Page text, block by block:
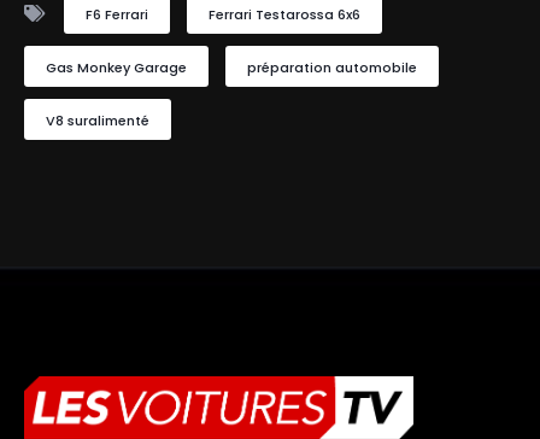
F6 Ferrari Ferrari Testarossa 6x6
Gas Monkey Garage préparation automobile
V8 suralimenté